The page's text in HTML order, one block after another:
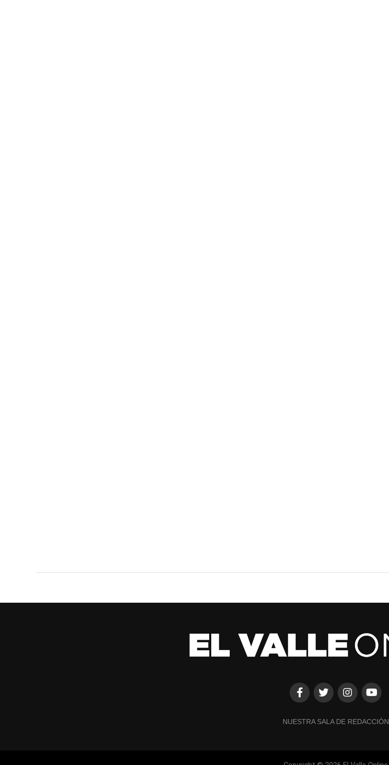
NUESTRA SALA DE REDACCIÓN